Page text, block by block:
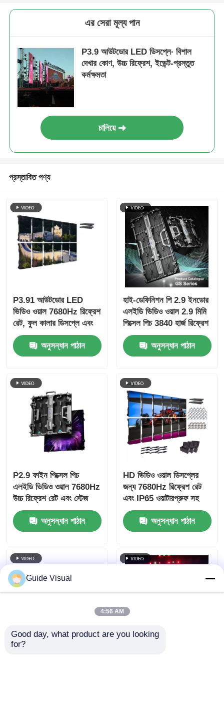
এর সেরা মূল্য পান
P3.9 আউটডোর LED ডিসপ্লে∙ বিশাল
দেখার কোণ, উচ্চ রিফ্রেশ, ইভেন্ট-প্রস্তুত
কর্মক্ষমতা
চালিয়ে
প্রস্তাবিত পণ্য
P3.91 আউটডোর LED
ভিডিও ওয়াল 7680Hz রিফ্রেশ
রেট, ফুল কালার ডিসপ্লে এবং
কনসার্ট এবং স্টেজ ইভেন্টগুলির
জন্য IP65 সুরক্ষা সহ
অনুসন্ধান পাঠান
হাই-ডেফিনিশন পি 2.9 ইনডোর
এলইডি ভিডিও ওয়াল 2.9 মিমি
পিক্সেল পিচ 3840 হার্জ রিফ্রেশ
রেট এবং 4500cd / বর্গমিটার
উজ্জ্বলতা সহঅনুসন্ধান পাঠান
P2.9 ফাইন পিক্সেল পিচ
এলইডি ভিডিও ওয়াল 7680Hz
উচ্চ রিফ্রেশ রেট এবং স্টেজ
ইভেন্টের জন্য ডাবল পাওয়ার এবং
সংকেত ব্যাকআপ সহ
অনুসন্ধান পাঠান
HD ভিডিও ওয়াল ডিসপ্লের
জন্য 7680Hz রিফ্রেশ রেট
এবং IP65 ওয়াটারপ্রুফ সহ
P4 ফুল কালার এলইডি
আউটডোর ভাড়ার স্ক্রীন
অনুসন্ধান পাঠান
Guide Visual
4:56 AM
Good day, what product are you looking
for?